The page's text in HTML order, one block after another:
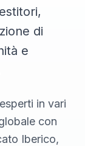
di
e
in vari
con
Iberico,